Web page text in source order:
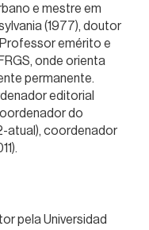
e mestre em
(1977), doutor
emérito e
onde orienta
permanente.
editorial
do
atual), coordenador
pela Universidad